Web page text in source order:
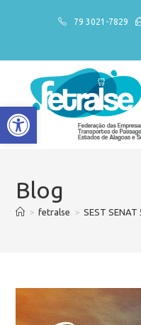
Abrir a
79 3021-7829
Blog
> fetralse > SEST